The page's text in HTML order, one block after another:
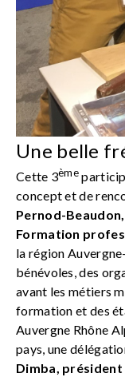
Une belle
Cette 3ème
concept et de
Pernod-
Formation
la région
bénévoles, des
avant les métiers
formation et des
Auvergne Rhône
pays, une
Dimba, président